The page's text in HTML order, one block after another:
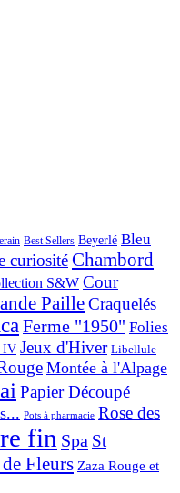
Best Sellers Beyerlé Bleu
curiositéChambord
S&W Cour
PailleCraquelés
Ferme "1950" Folies
IV Jeux d'Hiver Libellule
Montée à l'Alpage
Papier Découpé
Pots à pharmacie Rose des
fin Spa St
Fleurs Zaza Rouge et